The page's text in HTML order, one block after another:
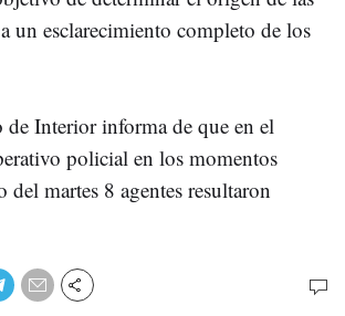
un esclarecimiento completo de los
de Interior informa de que en el
policial en los momentos
martes 8 agentes resultaron